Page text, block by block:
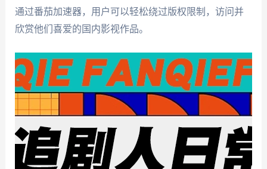
通过番茄加速器，用户可以轻松绕过版权限制，访问并
欣赏他们喜爱的国内影视作品。